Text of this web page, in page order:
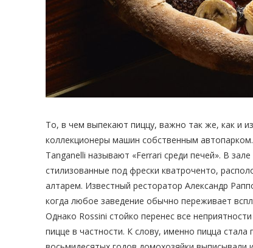
То, в чем выпекают пиццу, важно так же, как и
коллекционеры машин собственным
Tanganelli называют «Ferrari среди печей». В
стилизованные под фрески кватроченто,
алтарем. Известный ресторатор Александр
когда любое заведение обычно переживает
Однако Rossini стойко перенес все
пицце в частности. К слову, именно пицца